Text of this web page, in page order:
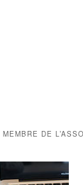
DE